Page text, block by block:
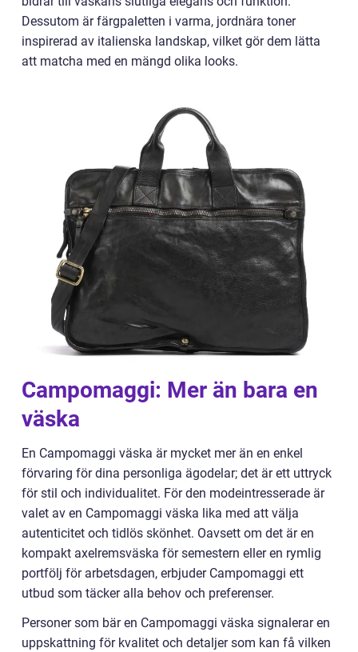
Dessutom är färgpaletten i varma, jordnära toner
inspirerad av italienska landskap, vilket gör dem lätta
att matcha med en mängd olika looks.
Campomaggi: Mer än bara en
väska
En Campomaggi väska är mycket mer än en enkel
förvaring för dina personliga ägodelar; det är ett uttryck
för stil och individualitet. För den modeintresserade är
valet av en Campomaggi väska lika med att välja
autenticitet och tidlös skönhet. Oavsett om det är en
kompakt axelremsväska för semestern eller en rymlig
portfölj för arbetsdagen, erbjuder Campomaggi ett
utbud som täcker alla behov och preferenser.
Personer som bär en Campomaggi väska signalerar en
uppskattning för kvalitet och detaljer som kan få vilken